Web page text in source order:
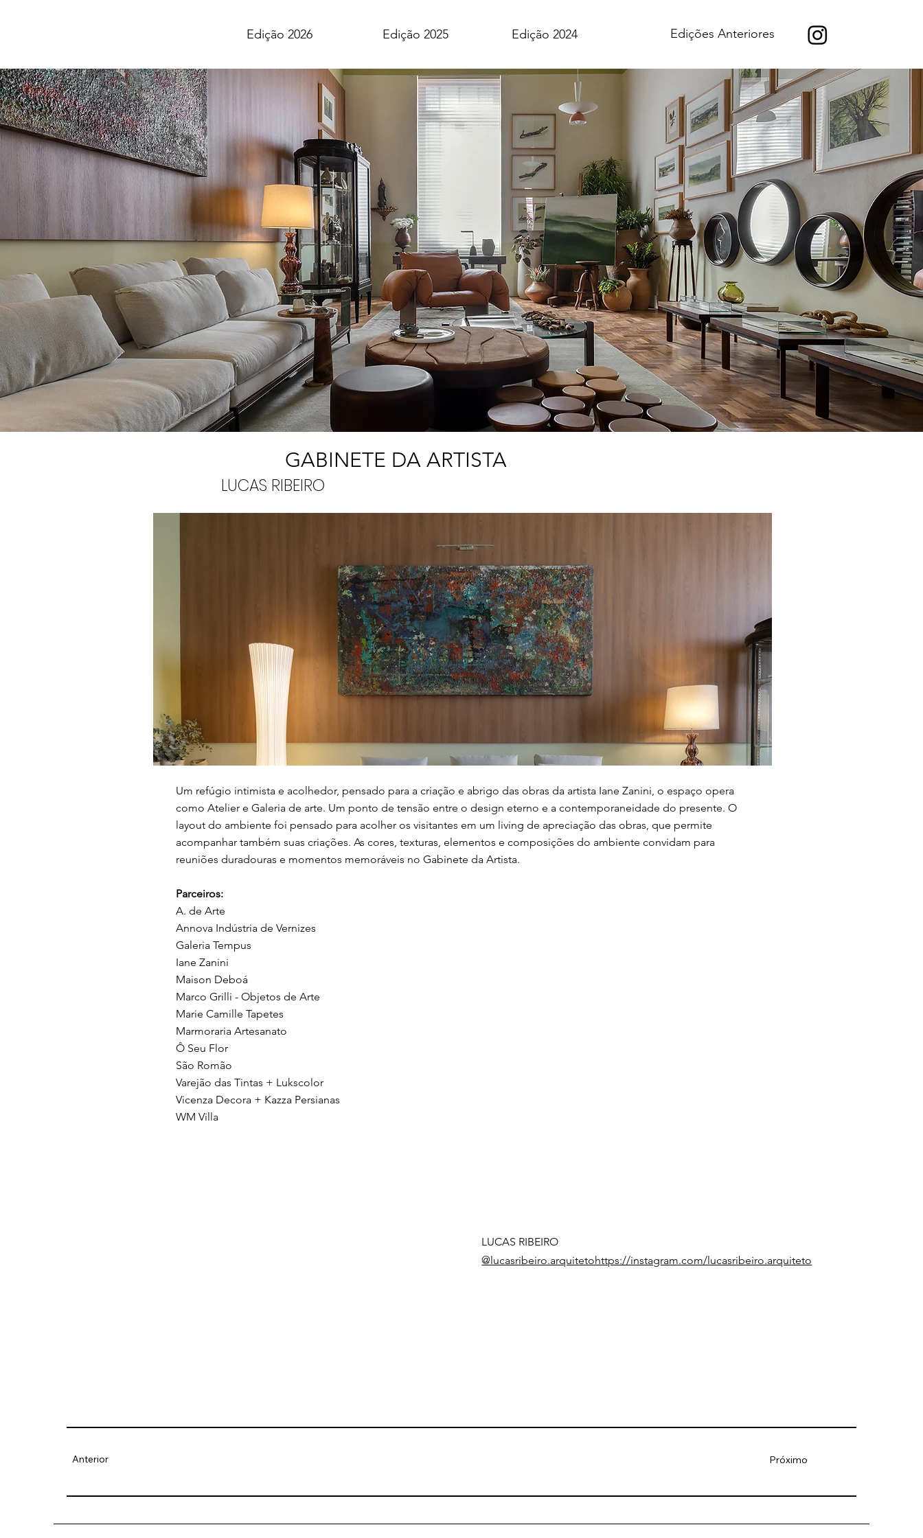
Edição 2026 Edição 2025 Edição 2024 Edições Anteriores
GABINETE DA ARTISTA
LUCAS RIBEIRO
Um refúgio intimista e acolhedor, pensado para a criação e abrigo das obras da artista Iane Zanini, o espaço opera
como Atelier e Galeria de arte. Um ponto de tensão entre o design eterno e a contemporaneidade do presente. O
layout do ambiente foi pensado para acolher os visitantes em um living de apreciação das obras, que permite
acompanhar também suas criações. As cores, texturas, elementos e composições do ambiente convidam para
reuniões duradouras e momentos memoráveis no Gabinete da Artista.
Parceiros:
A. de Arte
Annova Indústria de Vernizes
Galeria Tempus
Iane Zanini
Maison Deboá
Marco Grilli - Objetos de Arte
Marie Camille Tapetes
Marmoraria Artesanato
Ô Seu Flor
São Romão
Varejão das Tintas + Lukscolor
Vicenza Decora + Kazza Persianas
WM Villa
LUCAS RIBEIRO
@lucasribeiro.arquitetohttps://instagram.com/lucasribeiro.arquiteto
Anterior Próximo